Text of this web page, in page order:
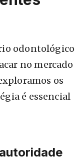
odontológico
no mercado
os
é essencial